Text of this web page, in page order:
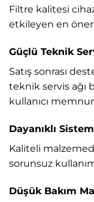
Filtre kalitesi
etkileyen en
Güçlü Teknik
Satış sonrası
teknik servis ağı
kullanıcı
Dayanıklı Sistem
Kaliteli
sorunsuz
Düşük Bakım